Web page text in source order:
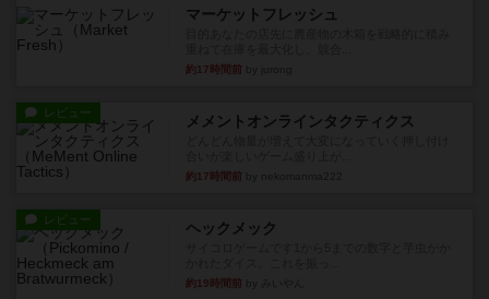
マーケットフレッシュ
約17時間前
レビュー メメントオンラインタクティクス
約17時間前
レビュー ヘックメック
約19時間前